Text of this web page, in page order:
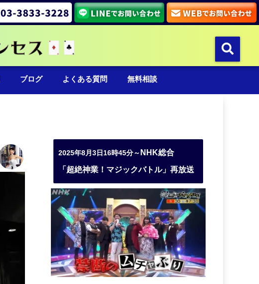
ブログ よくある質問 無料相談
2025年8月3日16時45分～ NHK総合
「超絶神業！マジックバトル」再放送